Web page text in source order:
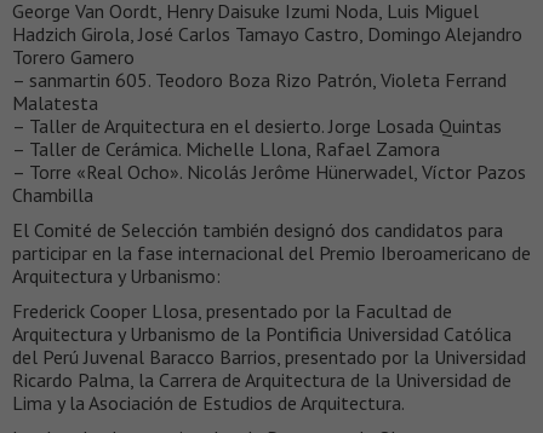
George Van Oordt, Henry Daisuke Izumi Noda, Luis Miguel
Hadzich Girola, José Carlos Tamayo Castro, Domingo Alejandro
Torero Gamero
– sanmartin 605. Teodoro Boza Rizo Patrón, Violeta Ferrand
Malatesta
– Taller de Arquitectura en el desierto. Jorge Losada Quintas
– Taller de Cerámica. Michelle Llona, Rafael Zamora
– Torre «Real Ocho». Nicolás Jerôme Hünerwadel, Víctor Pazos
Chambilla
El Comité de Selección también designó dos candidatos para
participar en la fase internacional del Premio Iberoamericano de
Arquitectura y Urbanismo:
Frederick Cooper Llosa, presentado por la Facultad de
Arquitectura y Urbanismo de la Pontificia Universidad Católica
del Perú Juvenal Baracco Barrios, presentado por la Universidad
Ricardo Palma, la Carrera de Arquitectura de la Universidad de
Lima y la Asociación de Estudios de Arquitectura.